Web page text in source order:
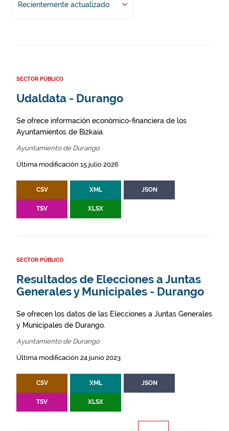
Recientemente actualizado
SECTOR PÚBLICO
Udaldata - Durango
Se ofrece información económico-financiera de los
Ayuntamientos de Bizkaia.
Ayuntamiento de Durango
Última modificación 15 julio 2026
CSV XML JSON
TSV XLSX
SECTOR PÚBLICO
Resultados de Elecciones a Juntas
Generales y Municipales - Durango
Se ofrecen los datos de las Elecciones a Juntas Generales
y Municipales de Durango.
Ayuntamiento de Durango
Última modificación 24 junio 2023
CSV XML JSON
TSV XLSX